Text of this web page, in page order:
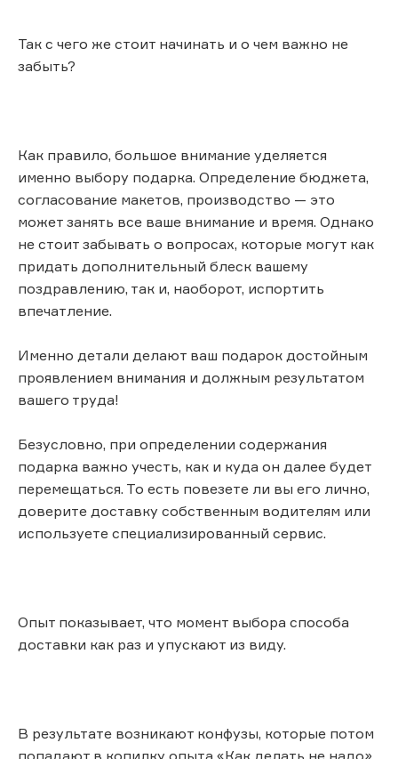
Так с чего же стоит начинать и о чем важно не
забыть?
Как правило, большое внимание уделяется
именно выбору подарка. Определение бюджета,
согласование макетов, производство — это
может занять все ваше внимание и время. Однако
не стоит забывать о вопросах, которые могут как
придать дополнительный блеск вашему
поздравлению, так и, наоборот, испортить
впечатление.
Именно детали делают ваш подарок достойным
проявлением внимания и должным результатом
вашего труда!
Безусловно, при определении содержания
подарка важно учесть, как и куда он далее будет
перемещаться. То есть повезете ли вы его лично,
доверите доставку собственным водителям или
используете специализированный сервис.
Опыт показывает, что момент выбора способа
доставки как раз и упускают из виду.
В результате возникают конфузы, которые потом
попадают в копилку опыта «Как делать не надо».